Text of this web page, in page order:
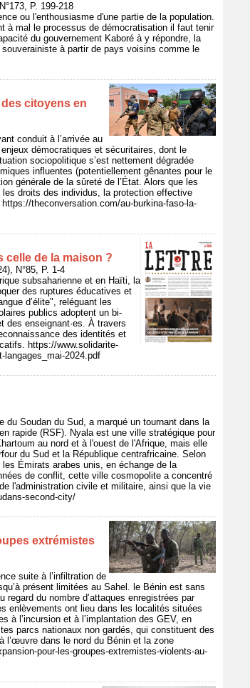
P. 199-218
ou l'enthousiasme d'une partie de la population.
à mal le processus de démocratisation il faut tenir
du gouvernement Kaboré à y répondre, la
à partir de pays voisins comme le
citoyens en
conduit à l’arrivée au
démocratiques et sécuritaires, dont le
sociopolitique s’est nettement dégradée
influentes (potentiellement gênantes pour le
générale de la sûreté de l’État. Alors que les
droits des individus, la protection effective
theconversation.com/au-burkina-faso-la-
celle de la maison ?
N°85, P. 1-4
subsaharienne et en Haïti, la
des ruptures éducatives et
d’élite", reléguant les
publics adoptent un bi-
des enseignant·es. À travers
des identités et
https://www.solidarite-
langages_mai-2024.pdf
du Soudan du Sud, a marqué un tournant dans la
rapide (RSF). Nyala est une ville stratégique pour
au nord et à l'ouest de l'Afrique, mais elle
du Sud et la République centrafricaine. Selon
Émirats arabes unis, en échange de la
de conflit, cette ville cosmopolite a concentré
l'administration civile et militaire, ainsi que la vie
second-city/
extrémistes
suite à l’infiltration de
présent limitées au Sahel. le Bénin est sans
regard du nombre d’attaques enregistrées par
enlèvements ont lieu dans les localités situées
à l’incursion et à l’implantation des GEV, en
parcs nationaux non gardés, qui constituent des
l’œuvre dans le nord du Bénin et la zone
pour-les-groupes-extremistes-violents-au-